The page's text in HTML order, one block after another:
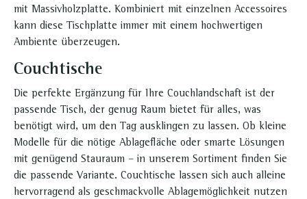
mit Massivholzplatte. Kombiniert mit einzelnen Accessoires
kann diese Tischplatte immer mit einem hochwertigen
Ambiente überzeugen.
Couchtische
Die perfekte Ergänzung für Ihre Couchlandschaft ist der
passende Tisch, der genug Raum bietet für alles, was
benötigt wird, um den Tag ausklingen zu lassen. Ob kleine
Modelle für die nötige Ablagefläche oder smarte Lösungen
mit genügend Stauraum – in unserem Sortiment finden Sie
die passende Variante. Couchtische lassen sich auch alleine
hervorragend als geschmackvolle Ablagemöglichkeit nutzen